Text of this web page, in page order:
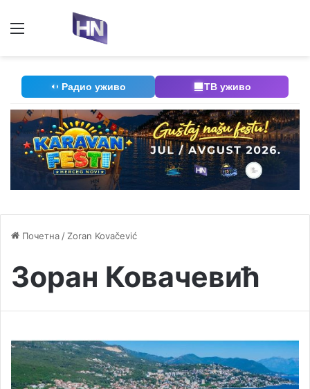
Радио уживо ТВ уживо
Почетна / Zoran Kovačević
Зоран Ковачевић